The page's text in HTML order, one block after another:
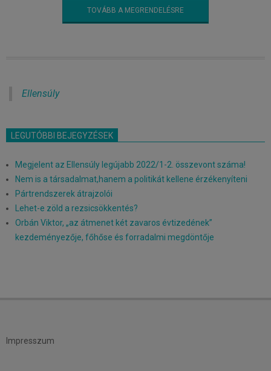
TOVÁBB A MEGRENDELÉSRE
Ellensúly
LEGUTÓBBI BEJEGYZÉSEK
Megjelent az Ellensúly legújabb 2022/1-2. összevont száma!
Nem is a társadalmat,hanem a politikát kellene érzékenyíteni
Pártrendszerek átrajzolói
Lehet-e zöld a rezsicsökkentés?
Orbán Viktor, „az átmenet két zavaros évtizedének”
kezdeményezője, főhőse és forradalmi megdöntője
Impresszum